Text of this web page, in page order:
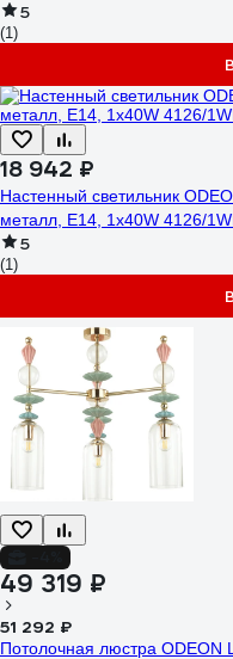
5
(1)
18 942 ₽
Настенный светильник
металл, E14, 1х40W 4126/
5
(1)
49 319 ₽
51 292 ₽
Потолочная люстра ODEON